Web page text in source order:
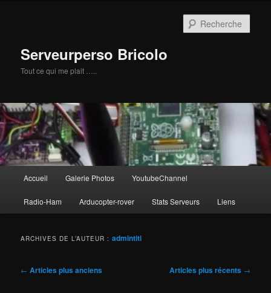
Serveurperso Bricolo
Tout ce qui me plait …..
principal
Accueil Galerie Photos YoutubeChannel
Radio-Ham Arducopter-rover Stats Serveurs Liens
ARCHIVES DE L’AUTEUR :admintiti
Navigation
← Articles plus anciens Articles plus récents →